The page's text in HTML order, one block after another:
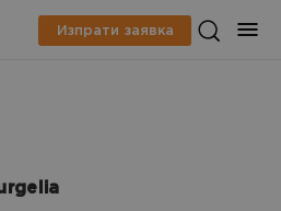
Изпрати заявка